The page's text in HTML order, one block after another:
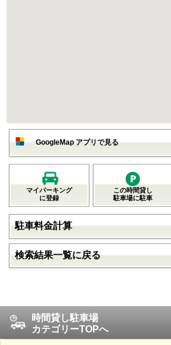
GoogleMap アプリで見る
マイパーキング
に登録
この時間貸し
駐車場に駐車
駐車料金計算
検索結果一覧に戻る
時間貸し駐車場
カテゴリーTOPへ